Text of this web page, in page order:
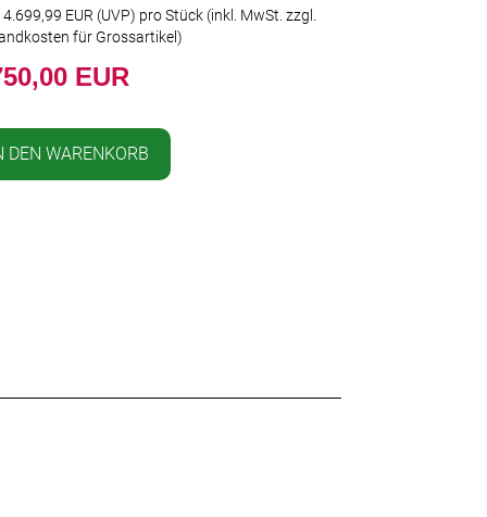
4.699,99 EUR (UVP) pro Stück (inkl. MwSt. zzgl.
für Grossartikel)
EUR
DEN WARENKORB